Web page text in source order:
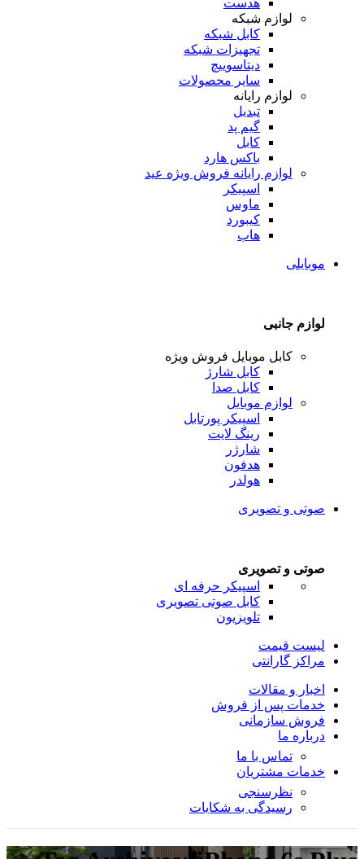
لوازم شبکه
کابل شبکه
تجهیزات شبکه
دیتاسوییچ
سایر محصولات
لوازم رایانه
تبدیل
گیم پد
کابل
باکس هارد
لوازم رایانه فروش ویژه عید
اسپیکر
ماوس
کیبورد
هاب
موبایلی
لوازم جانبی
کابل موبایل فروش ویژه
کابل شارژ
کابل صدا
لوازم موبایل
اسپیکر پورتابل
رینگ لایت
شارژر
هدفون
هولدر
صوتی و تصویری
صوتی و تصویری
اسپیکر حرفه ای
کابل صوتی تصویری
تلویزیون
لیست قیمت
مراکز گارانتی
اخبار و مقالات
خدمات پس از فروش
فروش سازمانی
درباره ما
تماس با ما
خدمات مشتریان
نظرسنجی
رسیدگی به شکایات